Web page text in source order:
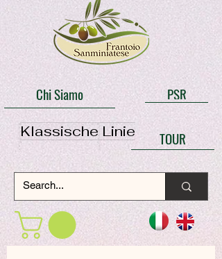
Chi Siamo
Klassische Linie
PSR
TOUR